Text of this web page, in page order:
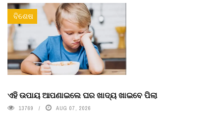
ବିଶେଷ
ଏହି ଉପାୟ ଆପଣାଇଲେ ଘର ଖାଦ୍ୟ ଖାଇବେ ପିଲା
13769 AUG 07, 2026